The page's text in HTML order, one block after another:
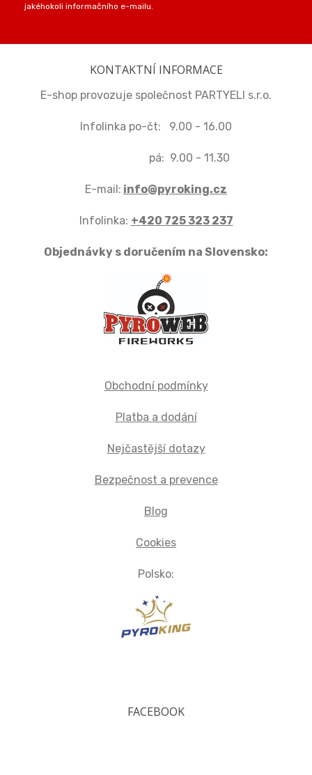
jakéhokoli informačního e-mailu.
KONTAKTNÍ INFORMACE
E-shop provozuje společnost PARTYELI s.r.o.
Infolinka po-čt: 9.00 - 16.00
pá: 9.00 - 11.30
E-mail: info@pyroking.cz
Infolinka: +420 725 323 237
Objednávky s doručením na Slovensko:
Obchodní podmínky
Platba a dodání
Nejčastější dotazy
Bezpečnost a prevence
Blog
Cookies
Polsko:
FACEBOOK